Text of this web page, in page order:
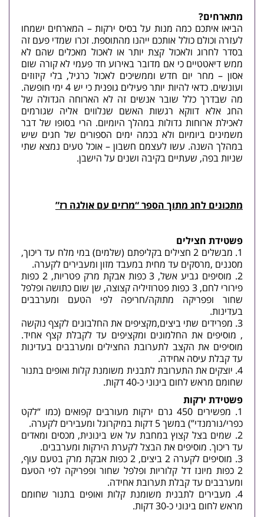
מתארחים?
הביאו איתכם כמה מנות על בסיס ירקות – המארחים ישמחו
לעזרה וכולם כולל אותכם ייהנו מהתוספת. זכרו שמדי פעם זה
בסדר לחרוג ולאכול קצת יותר או לאכול מאכלים שהם לא
ממש דיאטטיים כי אם מדובר באירוע חד פעמי לא קורה שום
אסון – מחר יום חדש וממשיכים לאכול כרגיל, בלי קיזוזים
ועונשים. כדאי להיות יותר פעילים גופנית כי יש 4 ימי חופשה.
מה שבדרך כלל שובר אנשים זה לא הארוחה הגדולה של
החג אלא דווקא רגשות האשם שנלווים אליה שגורמים
לאכילת ארוחות גדולות במהלך היומיום. הרי בסופו של דבר
משמינים ביומיום ולא בכמה ימים הספורים של חגים שיש
במהלך השנה. עשו לעצמם חשבון – אוכל טעים נמצא שתי
שניות בפה, שעתיים בקיבה ושנים על הישבן.
מתכונים לחג מתוך הספר “מרזים עם אולגה רז”
פשטידת חצילים
מבשלים 2 חצילים
בקליפתם (שלמים) במי מלח עד ריכוך,
מסננים ,מרסקים עד מחית במעבד מזון ומעבירים לקערה.
מוסיפים
גביע אשל, 3 כפות אבקת מרק פטריות, 2 כפות
פירורי לחם, 3 כפות פטרוזיליה קצוצה, שן שום כתושה ופלפל
שחור ופפריקה מתוקה/חריפה לפי הטעם ומערבבים
בעדינות.
מפרידים שתי ביצים,מקציפים את החלבונים לקצף נוקשה
, מוסיפים את החלמונים ומקציפים עד לקבלת קצף אחיד.
מוסיפים את הקצב לתערובת החצילים ומערבבים בעדינות
עד קבלת עיסה אחידה.
יוצקים את התערובת לתבנית משומנת קלות ואופים בתנור
שחומם מראש לחום בינוני כ-40 דקות.
פשטידת ירקות
מפשירים 450 גרם ירקות מעורבים קפואים
(כמו “לקט
כפרי/נורמנדי”) במשך 5 דקות במיקרוגל ומעבירים לקערה.
שמיםבצל קצוץ במחבת על אש בינונית, מכסים ומאדים
עד ריכוך. מוסיפים את הבצל לקערת הירקות ומערבבים.
מוסיפים לקערה
2 ביצים, 2 כפות אבקת מרק בטעם עוף,
2 כפות מיונז דל קלוריות ופלפל שחור ופפריקה לפי הטעם
ומערבבים עד קבלת תערובת אחידה.
מעבירים לתבנית משומנת קלות ואופים בתנור שחומם
מראש לחום בינוני כ-30 דקות.